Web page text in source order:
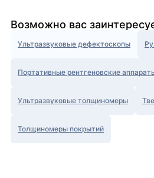
Возможно вас
Ультразвуковые дефектоскопы
Портативные рентгеновские
Ультразвуковые толщиномеры
Толщиномеры покрытий